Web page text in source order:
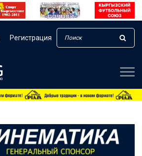
Регистрация